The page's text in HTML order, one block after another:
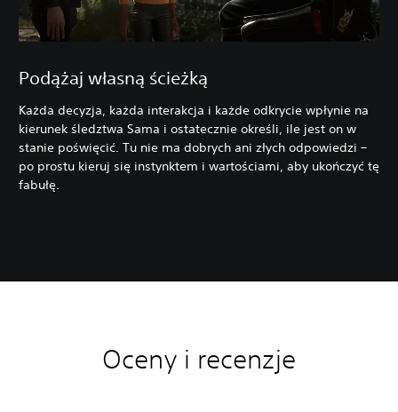
Podążaj własną ścieżką
Każda decyzja, każda interakcja i każde odkrycie wpłynie na
kierunek śledztwa Sama i ostatecznie określi, ile jest on w
stanie poświęcić. Tu nie ma dobrych ani złych odpowiedzi –
po prostu kieruj się instynktem i wartościami, aby ukończyć tę
fabułę.
Oceny i recenzje